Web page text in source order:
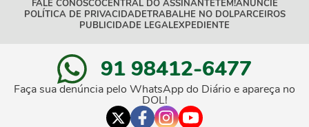
FALE CONOSCOCENTRAL DO ASSINANTETEM!ANUNCIE
POLÍTICA DE PRIVACIDADETRABALHE NO DOLPARCEIROS
PUBLICIDADE LEGALEXPEDIENTE
91 98412-6477
Faça sua denúncia pelo WhatsApp do Diário e apareça no
DOL!